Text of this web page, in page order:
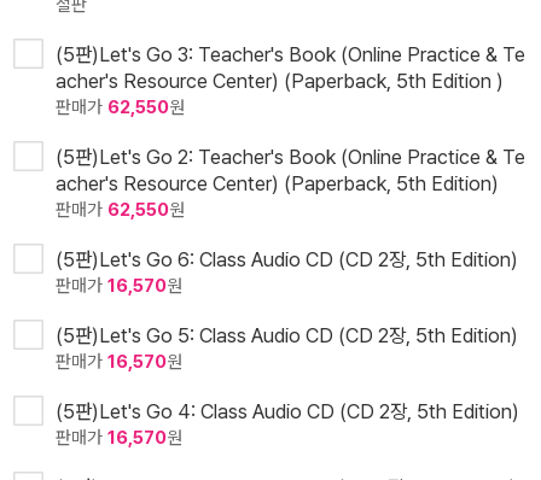
절판
(5판)Let's Go 3: Teacher's Book (Online Practice & Te
acher's Resource Center) (Paperback, 5th Edition )
판매가 62,550원
(5판)Let's Go 2: Teacher's Book (Online Practice & Te
acher's Resource Center) (Paperback, 5th Edition)
판매가 62,550원
(5판)Let's Go 6: Class Audio CD (CD 2장, 5th Edition)
판매가 16,570원
(5판)Let's Go 5: Class Audio CD (CD 2장, 5th Edition)
판매가 16,570원
(5판)Let's Go 4: Class Audio CD (CD 2장, 5th Edition)
판매가 16,570원